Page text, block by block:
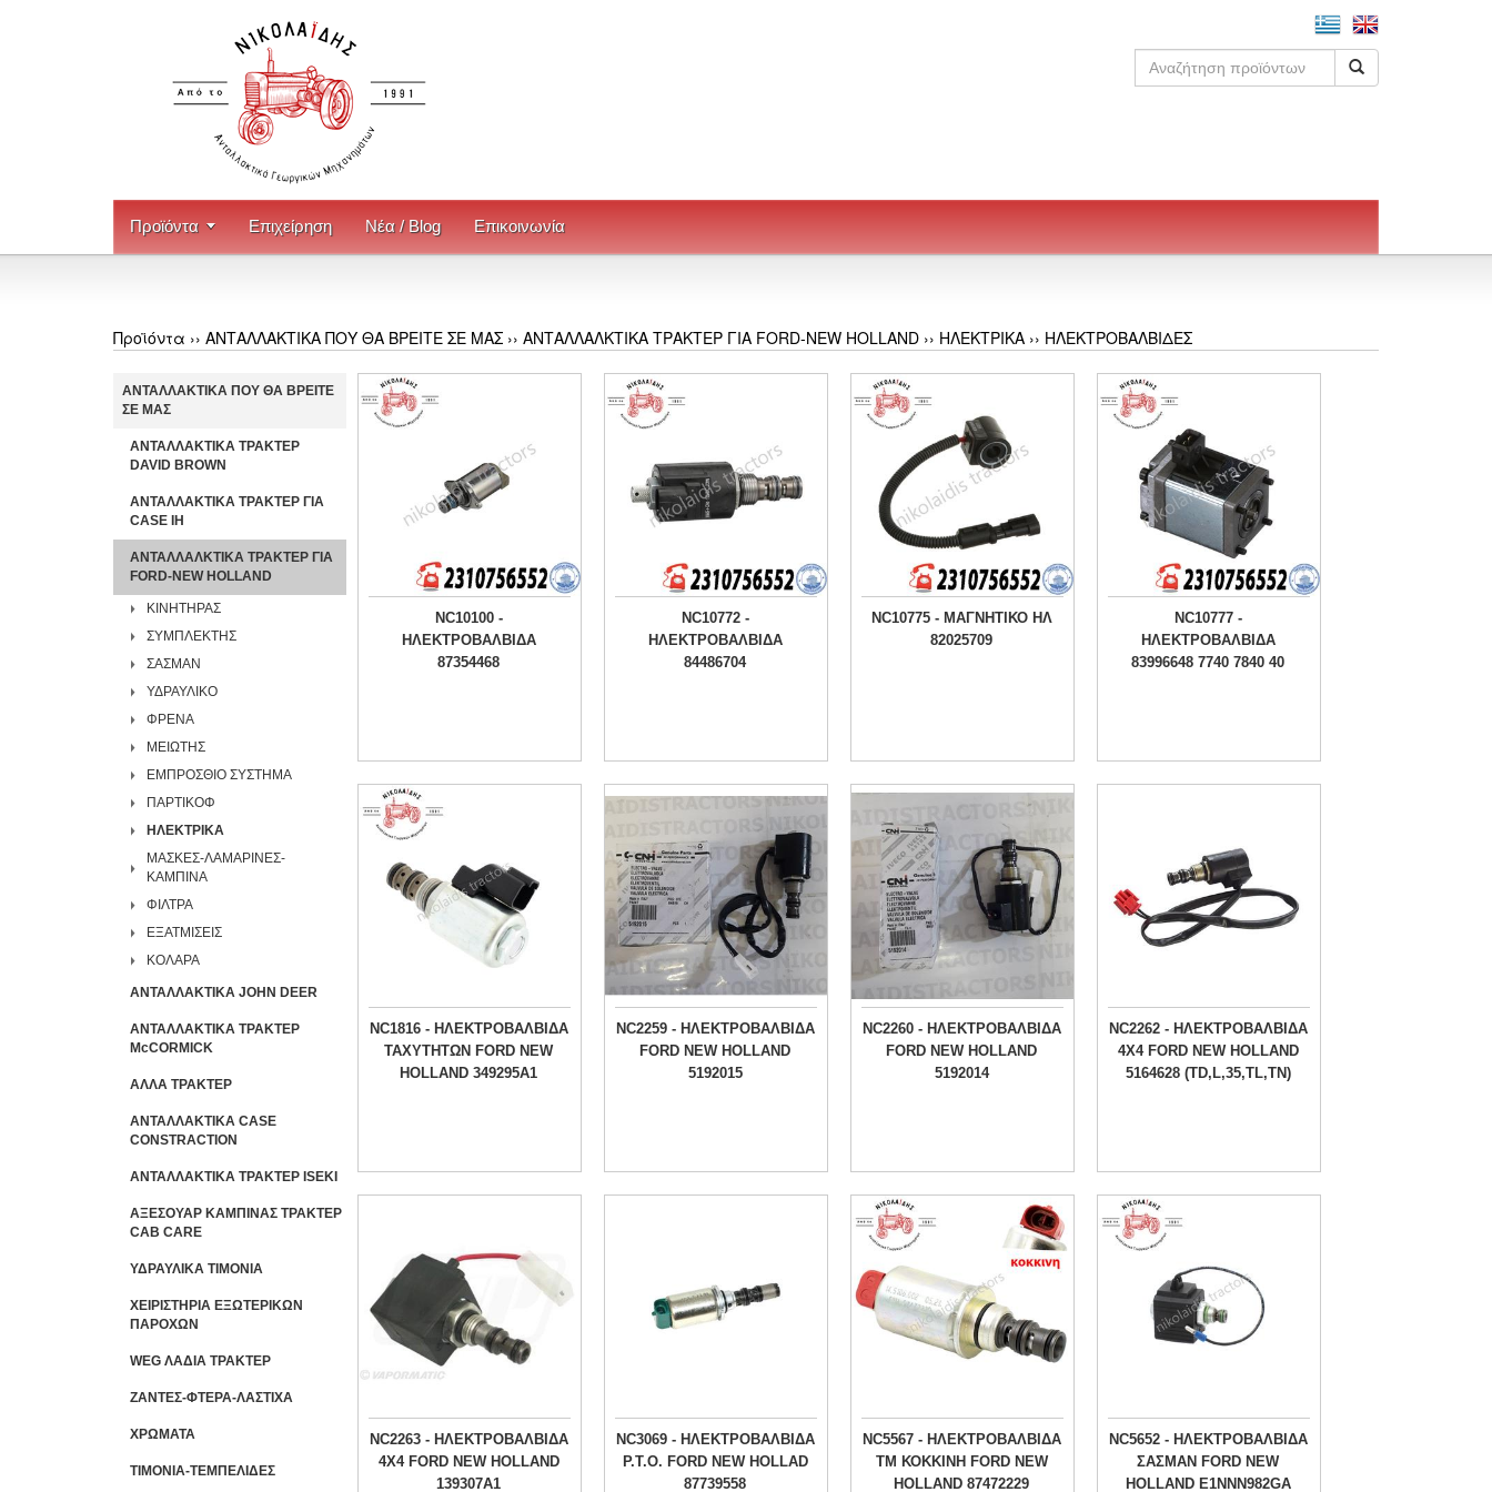
Προϊόντα Επιχείρηση Νέα / Blog Επικοινωνία
Προϊόντα ›› ΑΝΤΑΛΛΑΚΤΙΚΑ ΠΟΥ ΘΑ ΒΡΕΙΤΕ ΣΕ ΜΑΣ ›› ΑΝΤΑΛΛΑΛΚΤΙΚΑ ΤΡΑΚΤΕΡ ΓΙΑ FORD-NEW HOLLAND ›› ΗΛΕΚΤΡΙΚΑ ›› ΗΛΕΚΤΡΟΒΑΛΒΙΔΕΣ
ΑΝΤΑΛΛΑΚΤΙΚΑ ΠΟΥ ΘΑ ΒΡΕΙΤΕ
ΣΕ ΜΑΣ
ΑΝΤΑΛΛΑΚΤΙΚΑ ΤΡΑΚΤΕΡ
DAVID BROWN
ΑΝΤΑΛΛΑΚΤΙΚΑ ΤΡΑΚΤΕΡ ΓΙΑ
CASE IH
ΑΝΤΑΛΛΑΛΚΤΙΚΑ ΤΡΑΚΤΕΡ ΓΙΑ
FORD-NEW HOLLAND
ΚΙΝΗΤΗΡΑΣ
ΣΥΜΠΛΕΚΤΗΣ
ΣΑΣΜΑΝ
ΥΔΡΑΥΛΙΚΟ
ΦΡΕΝΑ
ΜΕΙΩΤΗΣ
ΕΜΠΡΟΣΘΙΟ ΣΥΣΤΗΜΑ
ΠΑΡΤΙΚΟΦ
ΗΛΕΚΤΡΙΚΑ
ΜΑΣΚΕΣ-ΛΑΜΑΡΙΝΕΣ-
ΚΑΜΠΙΝΑ
ΦΙΛΤΡΑ
ΕΞΑΤΜΙΣΕΙΣ
ΚΟΛΑΡΑ
ΑΝΤΑΛΛΑΚΤΙΚΑ JOHN DEER
ΑΝΤΑΛΛΑΚΤΙΚΑ ΤΡΑΚΤΕΡ
McCORMICK
ΑΛΛΑ ΤΡΑΚΤΕΡ
ΑΝΤΑΛΛΑΚΤΙΚΑ CASE
CONSTRACTION
ΑΝΤΑΛΛΑΚΤΙΚΑ ΤΡΑΚΤΕΡ ISEKI
ΑΞΕΣΟΥΑΡ ΚΑΜΠΙΝΑΣ ΤΡΑΚΤΕΡ
CAB CARE
ΥΔΡΑΥΛΙΚΑ ΤΙΜΟΝΙΑ
ΧΕΙΡΙΣΤΗΡΙA ΕΞΩΤΕΡΙΚΩΝ
ΠΑΡΟΧΩΝ
WEG ΛΑΔΙΑ ΤΡΑΚΤΕΡ
ΖΑΝΤΕΣ-ΦΤΕΡΑ-ΛΑΣΤΙΧΑ
ΧΡΩΜΑΤΑ
ΤΙΜΟΝΙΑ-ΤΕΜΠΕΛΙΔΕΣ
NC10100 -
ΗΛΕΚΤΡΟΒΑΛΒΙΔΑ
87354468
NC10772 -
ΗΛΕΚΤΡΟΒΑΛΒΙΔΑ
84486704
NC10775 - ΜΑΓΝΗΤΙΚΟ ΗΛ
82025709
NC10777 -
ΗΛΕΚΤΡΟΒΑΛΒΙΔΑ
83996648 7740 7840 40
NC1816 - ΗΛΕΚΤΡΟΒΑΛΒΙΔΑ
ΤΑΧΥΤΗΤΩΝ FORD NEW
HOLLAND 349295A1
NC2259 - ΗΛΕΚΤΡΟΒΑΛΒΙΔΑ
FORD NEW HOLLAND
5192015
NC2260 - ΗΛΕΚΤΡΟΒΑΛΒΙΔΑ
FORD NEW HOLLAND
5192014
NC2262 - ΗΛΕΚΤΡΟΒΑΛΒΙΔΑ
4Χ4 FORD NEW HOLLAND
5164628 (TD,L,35,TL,TN)
NC2263 - ΗΛΕΚΤΡΟΒΑΛΒΙΔΑ
4Χ4 FORD NEW HOLLAND
139307A1
NC3069 - ΗΛΕΚΤΡΟΒΑΛΒΙΔΑ
P.T.O. FORD NEW HOLLAD
87739558
NC5567 - ΗΛΕΚΤΡΟΒΑΛΒΙΔΑ
ΤΜ ΚΟΚΚΙΝΗ FORD NEW
HOLLAND 87472229
NC5652 - ΗΛΕΚΤΡΟΒΑΛΒΙΔΑ
ΣΑΣΜΑΝ FORD NEW
HOLLAND E1NNN982GA